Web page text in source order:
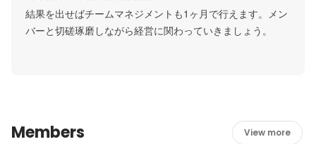
結果を出せばチームマネジメントも1ヶ月で行えます。メン
バーと切磋琢磨しながら経営に関わっていきましょう。
Members View more